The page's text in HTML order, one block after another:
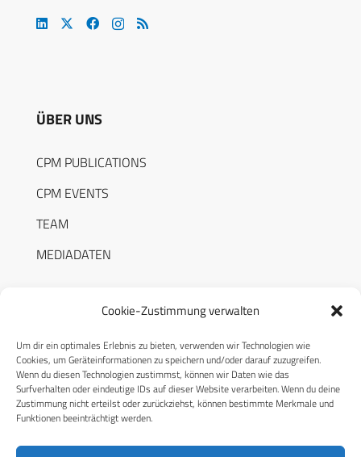
Cookie-Zustimmung verwalten
Um dir ein optimales Erlebnis zu bieten, verwenden wir Technologien wie
Cookies, um Geräteinformationen zu speichern und/oder darauf zuzugreifen.
Wenn du diesen Technologien zustimmst, können wir Daten wie das
Surfverhalten oder eindeutige IDs auf dieser Website verarbeiten. Wenn du deine
Zustimmung nicht erteilst oder zurückziehst, können bestimmte Merkmale und
Funktionen beeinträchtigt werden.
ÜBER UNS
CPM PUBLICATIONS
CPM EVENTS
TEAM
MEDIADATEN
RECHTLICHES
Datenschutzerklärung
Cookie-Richtlinie (EU)